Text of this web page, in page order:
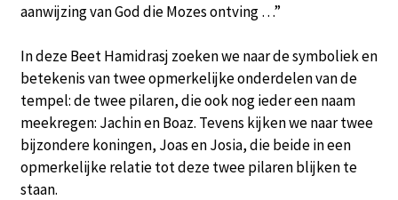
aanwijzing van God die Mozes ontving …”
In deze Beet Hamidrasj zoeken we naar de symboliek en
betekenis van twee opmerkelijke onderdelen van de
tempel: de twee pilaren, die ook nog ieder een naam
meekregen: Jachin en Boaz. Tevens kijken we naar twee
bijzondere koningen, Joas en Josia, die beide in een
opmerkelijke relatie tot deze twee pilaren blijken te
staan.